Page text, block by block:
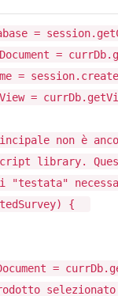
=
=
=
=
non è
library.
"testata"
{
=